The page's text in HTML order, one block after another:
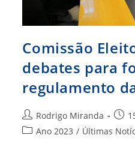
Comissão
debates para
regulamento
Autor
do
Rodrigo Miranda
Post
Categoria
Ano 2023 / Últimas